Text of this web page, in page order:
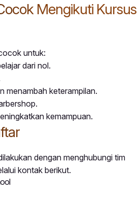
Mengikuti Kursus
untuk:
dari nol.
menambah keterampilan.
kemampuan.
dengan menghubungi tim
kontak berikut.